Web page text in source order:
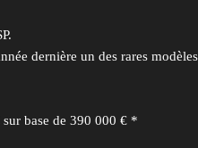
dernière un des rares
base de 390 000 € *